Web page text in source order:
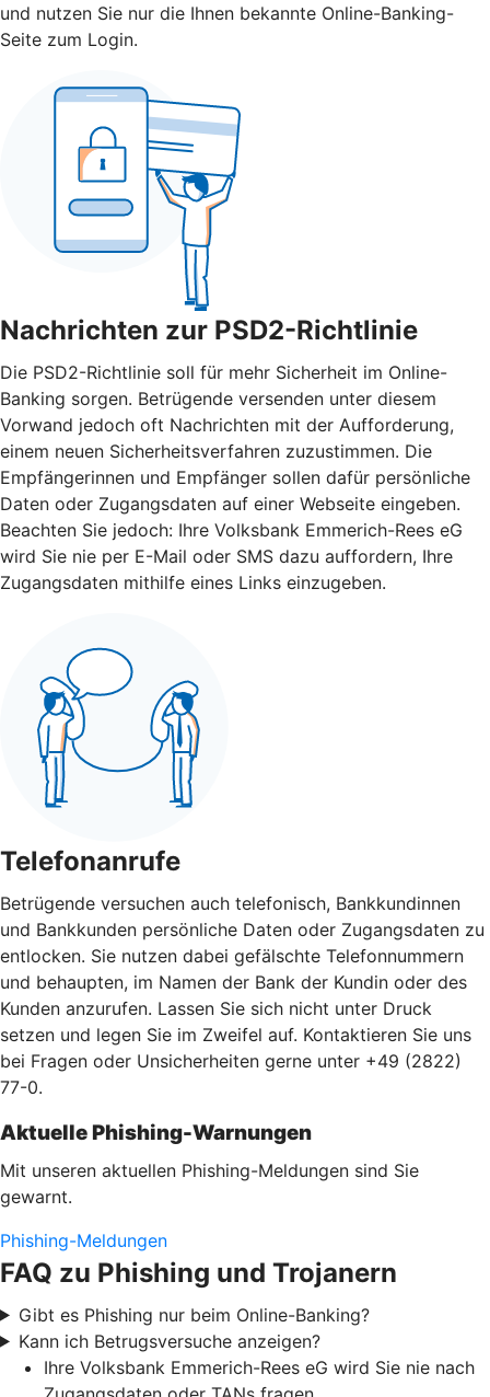
und nutzen Sie nur die Ihnen bekannte Online-Banking-
Seite zum Login.
Nachrichten zur PSD2-Richtlinie
Die PSD2-Richtlinie soll für mehr Sicherheit im Online-
Banking sorgen. Betrügende versenden unter diesem
Vorwand jedoch oft Nachrichten mit der Aufforderung,
einem neuen Sicherheitsverfahren zuzustimmen. Die
Empfängerinnen und Empfänger sollen dafür persönliche
Daten oder Zugangsdaten auf einer Webseite eingeben.
Beachten Sie jedoch: Ihre Volksbank Emmerich-Rees eG
wird Sie nie per E-Mail oder SMS dazu auffordern, Ihre
Zugangsdaten mithilfe eines Links einzugeben.
Telefonanrufe
Betrügende versuchen auch telefonisch, Bankkundinnen
und Bankkunden persönliche Daten oder Zugangsdaten zu
entlocken. Sie nutzen dabei gefälschte Telefonnummern
und behaupten, im Namen der Bank der Kundin oder des
Kunden anzurufen. Lassen Sie sich nicht unter Druck
setzen und legen Sie im Zweifel auf. Kontaktieren Sie uns
bei Fragen oder Unsicherheiten gerne unter +49 (2822)
77-0.
Aktuelle Phishing-Warnungen
Mit unseren aktuellen Phishing-Meldungen sind Sie
gewarnt.
Phishing-Meldungen
FAQ zu Phishing und Trojanern
Gibt es Phishing nur beim Online-Banking?
Kann ich Betrugsversuche anzeigen?
Ihre Volksbank Emmerich-Rees eG wird Sie nie nach